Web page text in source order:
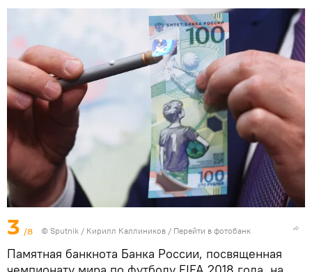
3 /8 © Sputnik / Кирилл Каллиников / Перейти в фотобанк
Памятная банкнота Банка России, посвященная